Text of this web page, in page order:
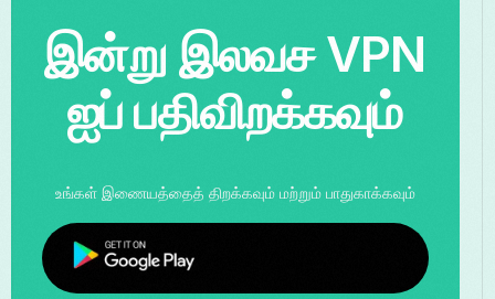
இன்று இலவச VPN
ஐப் பதிவிறக்கவும்
உங்கள் இணையத்தைத் திறக்கவும் மற்றும் பாதுகாக்கவும்